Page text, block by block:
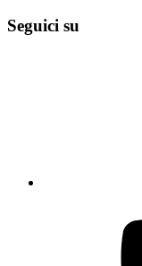
Seguici su